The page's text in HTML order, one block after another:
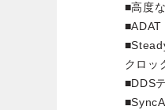
■高度
クロッ
■DDS